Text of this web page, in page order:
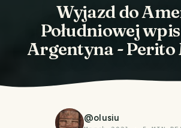
Wyjazd do
Południowej
Argentyna - Perito
@olusiu